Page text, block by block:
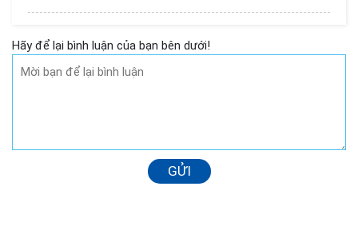
Hãy để lại bình luận của bạn bên dưới!
GỬI